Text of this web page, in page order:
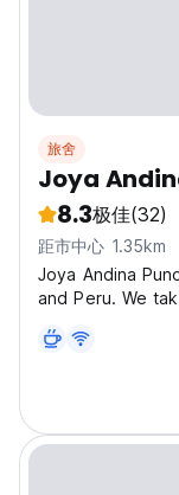
旅舍
Joya
8.3极佳(32)
距市中心 1.35km
Joya Andina
and Peru. We
our guests and
we have a vast